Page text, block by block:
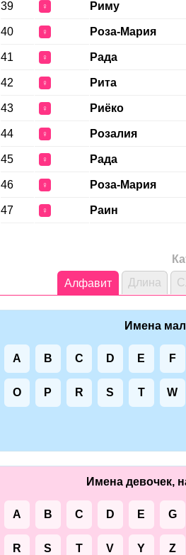
39 ♀ Риму
40 ♀ Роза-Мария
41 ♀ Рада
42 ♀ Рита
43 ♀ Риёко
44 ♀ Розалия
45 ♀ Рада
46 ♀ Роза-Мария
47 ♀ Раин
Алфавит
Длина
Имена
A B C D E F
O P R S T W
Имена девочек,
A B C D E G
R S T V Y Z